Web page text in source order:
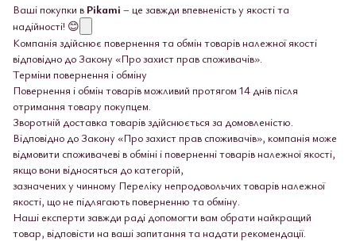
Ваші покупки в Pikami – це завжди впевненість у якості та
надійності! 😊
Компанія здійснює повернення та обмін товарів належної якості
відповідно до Закону «Про захист прав споживачів».
Терміни повернення і обміну
Повернення і обмін товарів можливий протягом 14 днів після
отримання товару покупцем.
Зворотній доставка товарів здійснюється за домовленістю.
Відповідно до Закону «Про захист прав споживачів», компанія може
відмовити споживачеві в обміні і поверненні товарів належної якості,
якщо вони відносяться до категорій,
зазначених у чинному Переліку непродовольчих товарів належної
якості, що не підлягають поверненню та обміну.
Наші експерти завжди раді допомогти вам обрати найкращий
товар, відповісти на ваші запитання та надати рекомендації.